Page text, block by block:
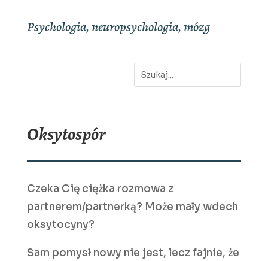
Psychologia, neuropsychologia, mózg
Oksytospór
Czeka Cię ciężka rozmowa z
partnerem/partnerką? Może mały wdech
oksytocyny?
Sam pomysł nowy nie jest, lecz fajnie, że